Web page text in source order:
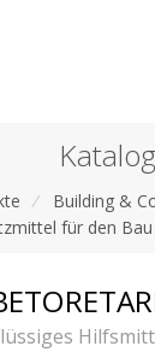
Katalog
/ Building &
für den Bau